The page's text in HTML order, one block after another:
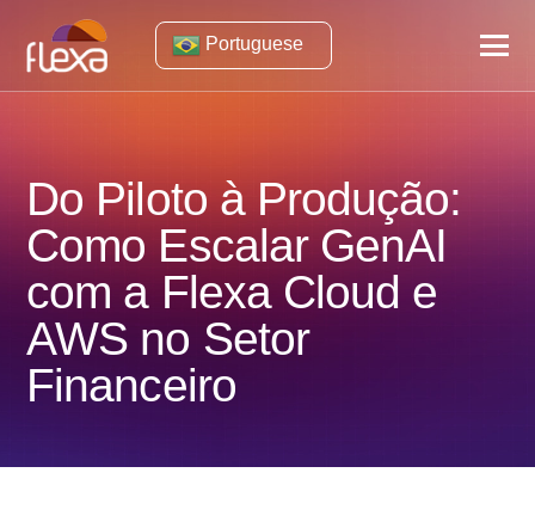
Portuguese
Do Piloto à Produção:
Como Escalar GenAI
com a Flexa Cloud e
AWS no Setor
Financeiro